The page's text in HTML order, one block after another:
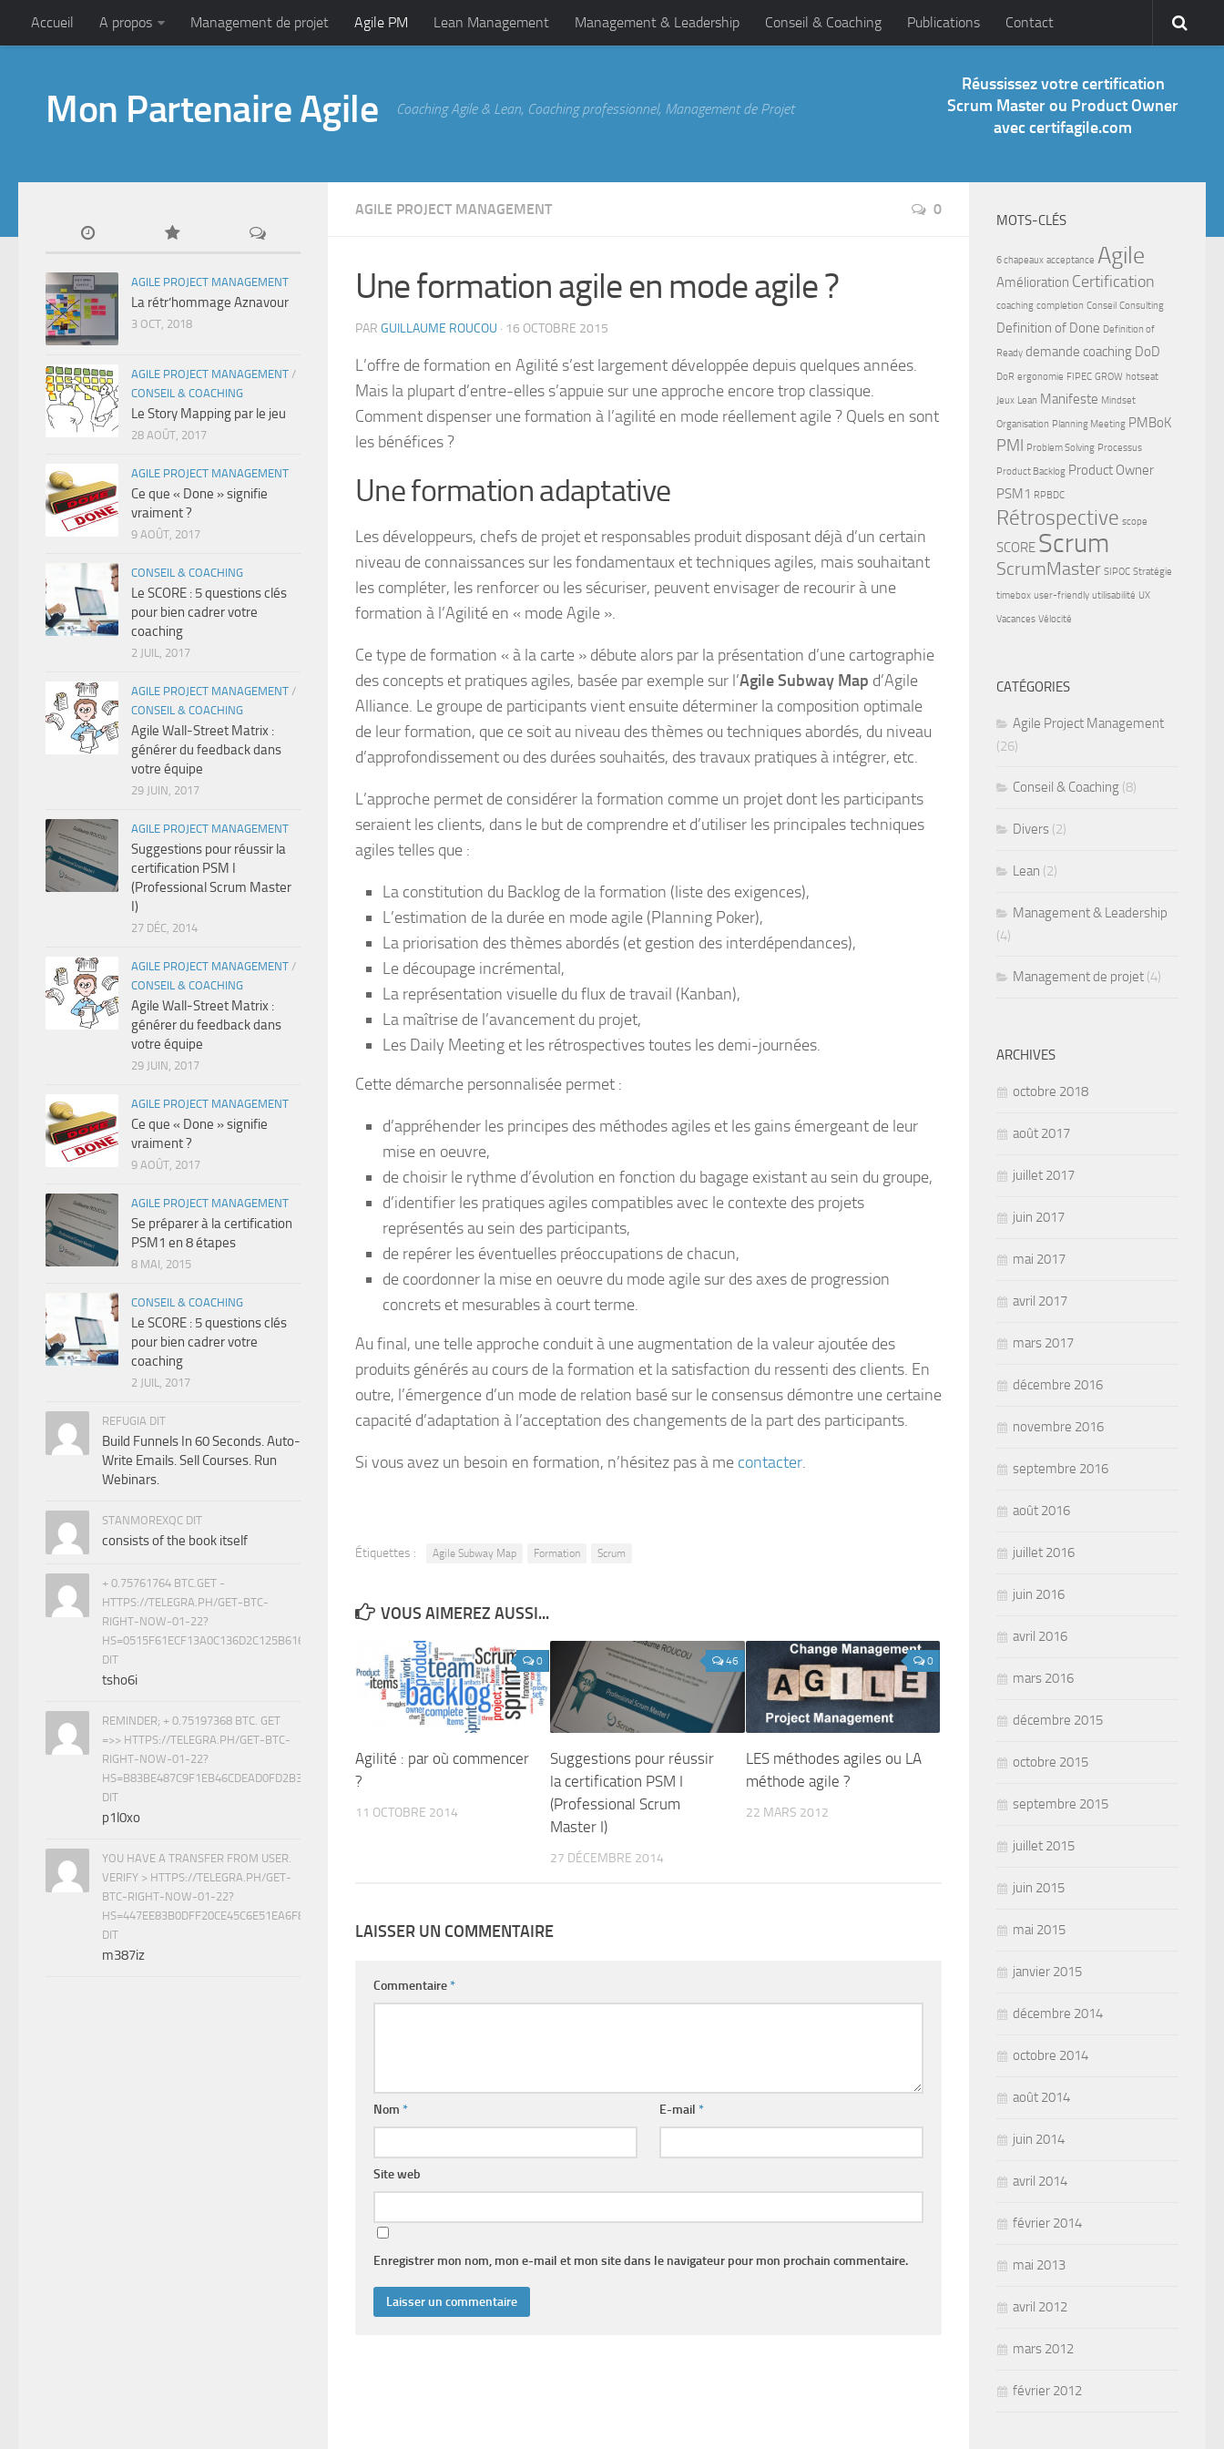
Accueil A propos Management de projet Agile PM Lean Management Management & Leadership Conseil & Coaching Publications Contact
Mon Partenaire Agile Coaching Agile & Lean, Coaching professionnel, Management de Projet
Réussissez votre certification
Scrum Master ou Product Owner
avec certifagile.com
AGILE PROJECT MANAGEMENT 0
Une formation agile en mode agile ?
PAR GUILLAUME ROUCOU · 16 OCTOBRE 2015
L’offre de formation en Agilité s’est largement développée depuis quelques années.
Mais la plupart d’entre-elles s’appuie sur une approche encore trop classique.
Comment dispenser une formation à l’agilité en mode réellement agile ? Quels en sont
les bénéfices ?
Une formation adaptative
Les développeurs, chefs de projet et responsables produit disposant déjà d’un certain
niveau de connaissances sur les fondamentaux et techniques agiles, mais souhaitant
les compléter, les renforcer ou les sécuriser, peuvent envisager de recourir à une
formation à l’Agilité en « mode Agile ».
Ce type de formation « à la carte » débute alors par la présentation d’une cartographie
des concepts et pratiques agiles, basée par exemple sur l’Agile Subway Map d’Agile
Alliance. Le groupe de participants vient ensuite déterminer la composition optimale
de leur formation, que ce soit au niveau des thèmes ou techniques abordés, du niveau
d’approfondissement ou des durées souhaités, des travaux pratiques à intégrer, etc.
L’approche permet de considérer la formation comme un projet dont les participants
seraient les clients, dans le but de comprendre et d’utiliser les principales techniques
agiles telles que :
La constitution du Backlog de la formation (liste des exigences),
L’estimation de la durée en mode agile (Planning Poker),
La priorisation des thèmes abordés (et gestion des interdépendances),
Le découpage incrémental,
La représentation visuelle du flux de travail (Kanban),
La maîtrise de l’avancement du projet,
Les Daily Meeting et les rétrospectives toutes les demi-journées.
Cette démarche personnalisée permet :
d’appréhender les principes des méthodes agiles et les gains émergeant de leur
mise en oeuvre,
de choisir le rythme d’évolution en fonction du bagage existant au sein du groupe,
d’identifier les pratiques agiles compatibles avec le contexte des projets
représentés au sein des participants,
de repérer les éventuelles préoccupations de chacun,
de coordonner la mise en oeuvre du mode agile sur des axes de progression
concrets et mesurables à court terme.
Au final, une telle approche conduit à une augmentation de la valeur ajoutée des
produits générés au cours de la formation et la satisfaction du ressenti des clients. En
outre, l’émergence d’un mode de relation basé sur le consensus démontre une certaine
capacité d’adaptation à l’acceptation des changements de la part des participants.
Si vous avez un besoin en formation, n’hésitez pas à me contacter.
Étiquettes : Agile Subway Map Formation Scrum
VOUS AIMEREZ AUSSI...
0
Agilité : par où commencer
?
11 OCTOBRE 2014
46
Suggestions pour réussir
la certification PSM I
(Professional Scrum
Master I)
27 DÉCEMBRE 2014
0
LES méthodes agiles ou LA
méthode agile ?
22 MARS 2012
LAISSER UN COMMENTAIRE
Commentaire*
Nom * E-mail*
Site web
Enregistrer mon nom, mon e-mail et mon site dans le navigateur pour mon prochain commentaire.
AGILE PROJECT MANAGEMENT
La rétr’hommage Aznavour
3 OCT, 2018
AGILE PROJECT MANAGEMENT /
CONSEIL & COACHING
Le Story Mapping par le jeu
28 AOÛT, 2017
AGILE PROJECT MANAGEMENT
Ce que « Done » signifie
vraiment ?
9 AOÛT, 2017
CONSEIL & COACHING
Le SCORE : 5 questions clés
pour bien cadrer votre
coaching
2 JUIL, 2017
AGILE PROJECT MANAGEMENT /
CONSEIL & COACHING
Agile Wall-Street Matrix :
générer du feedback dans
votre équipe
29 JUIN, 2017
AGILE PROJECT MANAGEMENT
Suggestions pour réussir la
certification PSM I
(Professional Scrum Master
I)
27 DÉC, 2014
AGILE PROJECT MANAGEMENT /
CONSEIL & COACHING
Agile Wall-Street Matrix :
générer du feedback dans
votre équipe
29 JUIN, 2017
AGILE PROJECT MANAGEMENT
Ce que « Done » signifie
vraiment ?
9 AOÛT, 2017
AGILE PROJECT MANAGEMENT
Se préparer à la certification
PSM1 en 8 étapes
8 MAI, 2015
CONSEIL & COACHING
Le SCORE : 5 questions clés
pour bien cadrer votre
coaching
2 JUIL, 2017
REFUGIA DIT
Build Funnels In 60 Seconds. Auto-
Write Emails. Sell Courses. Run
Webinars.
STANMOREXQC DIT
consists of the book itself
+ 0.75761764 BTC.GET -
HTTPS://TELEGRA.PH/GET-BTC-
RIGHT-NOW-01-22?
HS=0515F61ECF13A0C136D2C125B61616C1&
DIT
tsho6i
REMINDER; + 0.75197368 BTC. GET
=>> HTTPS://TELEGRA.PH/GET-BTC-
RIGHT-NOW-01-22?
HS=B83BE487C9F1EB46CDEAD0FD2B33DD54&
DIT
p1l0xo
YOU HAVE A TRANSFER FROM USER.
VERIFY > HTTPS://TELEGRA.PH/GET-
BTC-RIGHT-NOW-01-22?
HS=447EE83B0DFF20CE45C6E51EA6F8BE7B&
DIT
m387iz
MOTS-CLÉS
6 chapeaux acceptance Agile
Amélioration Certification
coaching completion Conseil Consulting
Definition of Done Definition of
Ready demande coaching DoD
DoR ergonomie FIPEC GROW hotseat
Jeux Lean Manifeste Mindset
Organisation Planning Meeting PMBoK
PMI Problem Solving Processus
Product Backlog Product Owner
PSM1 RPBDC
Rétrospective scope
SCORE Scrum
ScrumMaster SIPOC Stratégie
timebox user-friendly utilisabilité UX
Vacances Vélocité
CATÉGORIES
Agile Project Management
(26)
Conseil & Coaching (8)
Divers (2)
Lean (2)
Management & Leadership
(4)
Management de projet (4)
ARCHIVES
octobre 2018
août 2017
juillet 2017
juin 2017
mai 2017
avril 2017
mars 2017
décembre 2016
novembre 2016
septembre 2016
août 2016
juillet 2016
juin 2016
avril 2016
mars 2016
décembre 2015
octobre 2015
septembre 2015
juillet 2015
juin 2015
mai 2015
janvier 2015
décembre 2014
octobre 2014
août 2014
juin 2014
avril 2014
février 2014
mai 2013
avril 2012
mars 2012
février 2012